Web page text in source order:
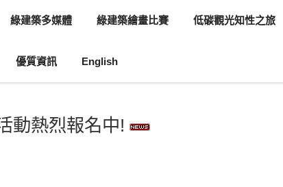
綠建築多媒體 綠建築繪畫比賽 低碳觀光知性之旅
優質資訊 English
動熱烈報名中!